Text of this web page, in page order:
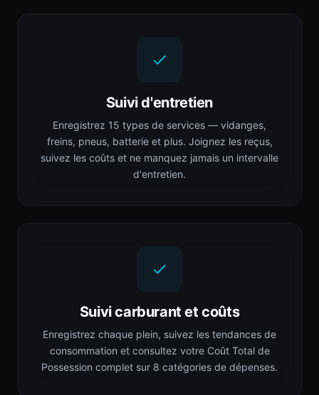
Suivi d'entretien
Enregistrez 15 types de services — vidanges,
freins, pneus, batterie et plus. Joignez les reçus,
suivez les coûts et ne manquez jamais un intervalle
d'entretien.
Suivi carburant et coûts
Enregistrez chaque plein, suivez les tendances de
consommation et consultez votre Coût Total de
Possession complet sur 8 catégories de dépenses.